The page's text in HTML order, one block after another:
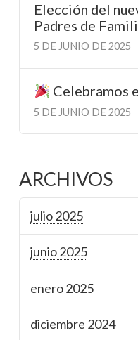
Elección del
Padres de
5 DE JUNIO DE 2025
Celebramos
5 DE JUNIO DE 2025
ARCHIVOS
julio 2025
junio 2025
enero 2025
diciembre 2024